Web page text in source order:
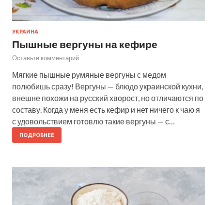
УКРАИНА
Пышные вергуны на кефире
Оставьте комментарий
Мягкие пышные румяные вергуны с медом
полюбишь сразу! Вергуны — блюдо украинской кухни,
внешне похожи на русский хворост, но отличаются по
составу. Когда у меня есть кефир и нет ничего к чаю я
с удовольствием готовлю такие вергуны — с…
ПОДРОБНЕЕ